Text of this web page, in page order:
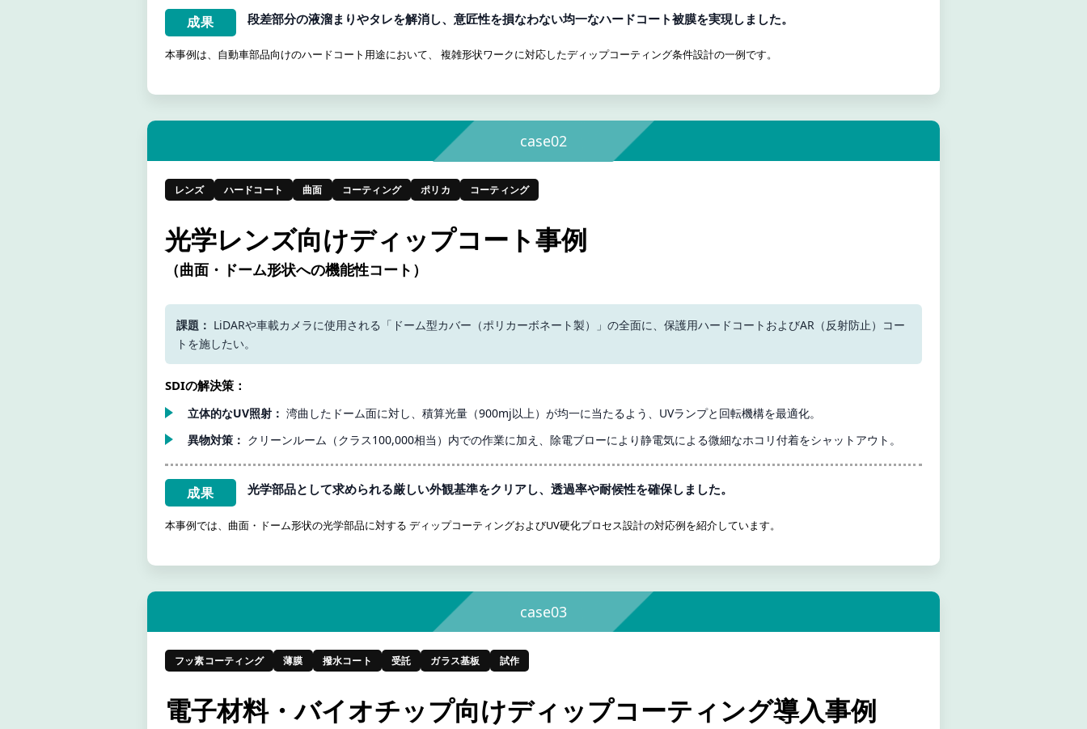
成果 段差部分の液溜まりやタレを解消し、意匠性を損なわない均一なハードコート被膜を実現しました。
本事例は、自動車部品向けのハードコート用途において、 複雑形状ワークに対応したディップコーティング条件設計の一例です。
case02
レンズ ハードコート 曲面 コーティング ポリカ コーティング
光学レンズ向けディップコート事例
（曲面・ドーム形状への機能性コート）
課題： LiDARや車載カメラに使用される「ドーム型カバー（ポリカーボネート製）」の全面に、保護用ハードコートおよびAR（反射防止）コー
トを施したい。
SDIの解決策：
立体的なUV照射： 湾曲したドーム面に対し、積算光量（900mj以上）が均一に当たるよう、UVランプと回転機構を最適化。
異物対策： クリーンルーム（クラス100,000相当）内での作業に加え、除電ブローにより静電気による微細なホコリ付着をシャットアウト。
成果 光学部品として求められる厳しい外観基準をクリアし、透過率や耐候性を確保しました。
本事例では、曲面・ドーム形状の光学部品に対する ディップコーティングおよびUV硬化プロセス設計の対応例を紹介しています。
case03
フッ素コーティング 薄膜 撥水コート 受託 ガラス基板 試作
電子材料・バイオチップ向けディップコーティング導入事例